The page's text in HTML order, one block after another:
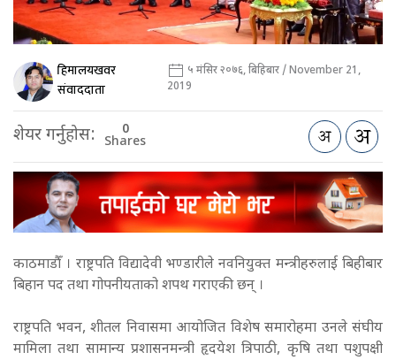
हिमालयखवर
संवाददाता
५ मंसिर २०७६, बिहिबार / November 21,
2019
शेयर गर्नुहोस: 0
Shares
काठमाडौँ । राष्ट्रपति विद्यादेवी भण्डारीले नवनियुक्त मन्त्रीहरुलाई बिहीबार
बिहान पद तथा गोपनीयताको शपथ गराएकी छन् ।
राष्ट्रपति भवन, शीतल निवासमा आयोजित विशेष समारोहमा उनले संघीय
मामिला तथा सामान्य प्रशासनमन्त्री हृदयेश त्रिपाठी, कृषि तथा पशुपक्षी